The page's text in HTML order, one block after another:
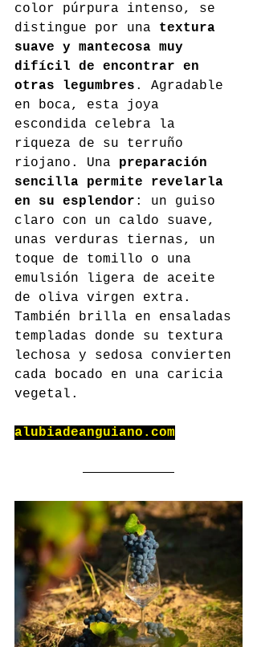
color púrpura intenso, se
distingue por una textura
suave y mantecosa muy
difícil de encontrar en
otras legumbres . Agradable
en boca, esta joya
escondida celebra la
riqueza de su terruño
riojano. Una preparación
sencilla permite revelarla
en su esplendor : un guiso
claro con un caldo suave,
unas verduras tiernas, un
toque de tomillo o una
emulsión ligera de aceite
de oliva virgen extra.
También brilla en ensaladas
templadas donde su textura
lechosa y sedosa convierten
cada bocado en una caricia
vegetal.
alubiadeanguiano.com